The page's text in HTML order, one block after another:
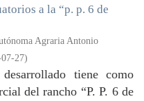
a la “p. p. 6 de
Agraria Antonio
27)
tiene como
del rancho “P. P. 6 de